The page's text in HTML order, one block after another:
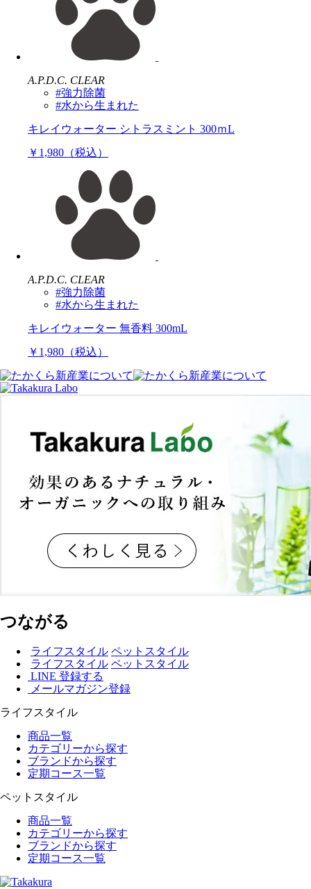
A.P.D.C. CLEAR
#強力除菌
#水から生まれた
キレイウォーター シトラスミント 300ｍL
￥1,980（税込）
A.P.D.C. CLEAR
#強力除菌
#水から生まれた
キレイウォーター 無香料 300mL
￥1,980（税込）
つながる
ライフスタイル ペットスタイル
ライフスタイル ペットスタイル
LINE 登録する
メールマガジン登録
ライフスタイル
商品一覧
カテゴリーから探す
ブランドから探す
定期コース一覧
ペットスタイル
商品一覧
カテゴリーから探す
ブランドから探す
定期コース一覧